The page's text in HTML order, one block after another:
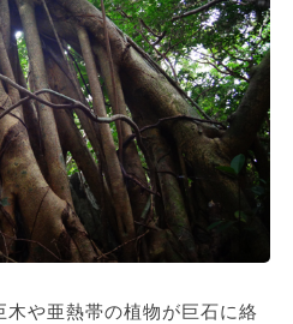
木や亜熱帯の植物が巨石に絡